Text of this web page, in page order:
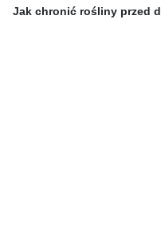
Jak chronić rośliny przed